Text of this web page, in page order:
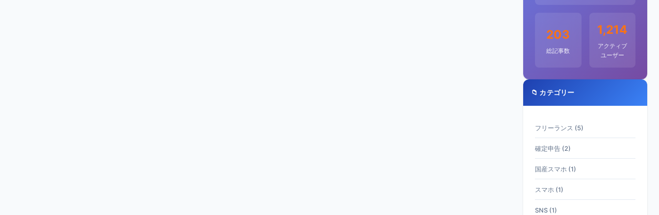
203
総記事数
1,214
アクティブ
ユーザー
📁 カテゴリー
フリーランス (5)
確定申告 (2)
国産スマホ (1)
スマホ (1)
SNS (1)